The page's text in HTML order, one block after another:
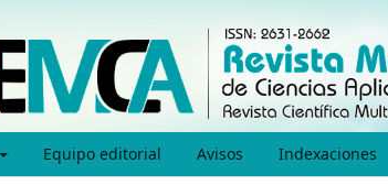
Equipo editorial Avisos Indexaciones